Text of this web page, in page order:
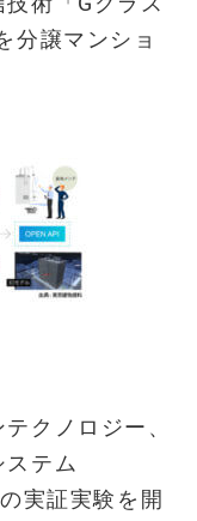
分譲マンショ
クノロジー、
ステム
実証実験を開